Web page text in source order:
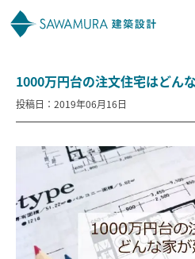
私たちの
施工事
お客様
1000万円台の注文住宅はどん
投稿日：2019年06月16日